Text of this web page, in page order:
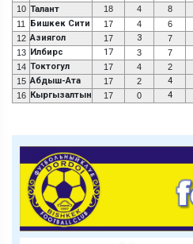
10 Талант 18 4 8
11
Бишкек Сити 17 4 6
12 Азиягол 17 3 7
13 Илбирс 17 3 7
14 Токтогул 17 4 2
15 Абдыш-Ата 17 2 4
16 Кыргызалтын 17 0 4